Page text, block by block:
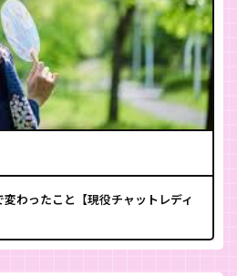
わったこと【現役チャットレディ